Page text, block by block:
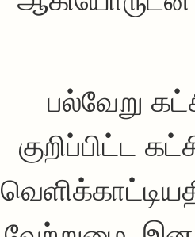
பல்வேறு
குறிப்பிட்ட